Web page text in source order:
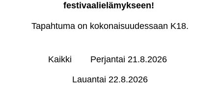
festivaalielämykseen!
Tapahtuma on kokonaisuudessaan K18.
Kaikki Perjantai 21.8.2026
Lauantai 22.8.2026